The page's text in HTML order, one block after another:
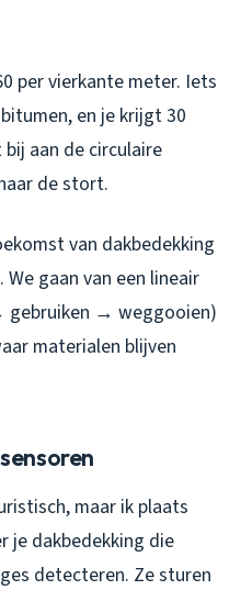
per vierkante meter. Iets
en je krijgt 30
aan de circulaire
de stort.
van dakbedekking
gaan van een lineair
gebruiken → weggooien)
materialen blijven
maar ik plaats
je dakbedekking die
detecteren. Ze sturen